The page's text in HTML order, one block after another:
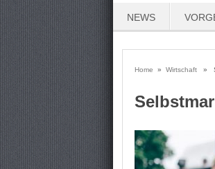
NEWS
Home »Wirtschaft »